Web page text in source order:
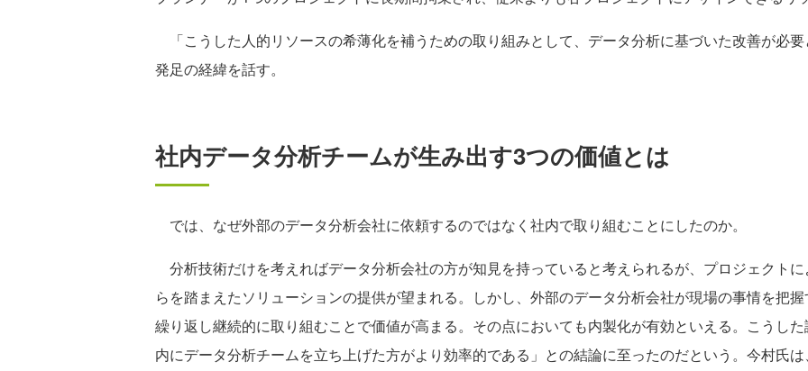
「こうした人的リソースの希薄化を補うための取り組みとして、データ分析に基づいた改善が必
発足の経緯を話す。
社内データ分析チームが生み出す3つの価値とは
では、なぜ外部のデータ分析会社に依頼するのではなく社内で取り組むことにしたのか。
分析技術だけを考えればデータ分析会社の方が知見を持っていると考えられるが、プロジェクト
らを踏まえたソリューションの提供が望まれる。しかし、外部のデータ分析会社が現場の事情を把
繰り返し継続的に取り組むことで価値が高まる。その点においても内製化が有効といえる。こうし
内にデータ分析チームを立ち上げた方がより効率的である」との結論に至ったのだという。今村氏